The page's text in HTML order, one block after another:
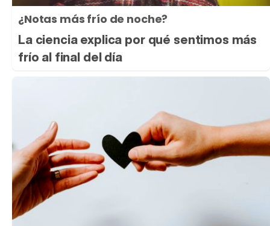
¿Notas más frío de noche?
La ciencia explica por qué sentimos más
frío al final del día